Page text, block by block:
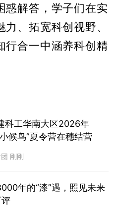
惑解答，学子们在实
、拓宽科创视野、
行合一中涵养科创精
科工华南大区2026年
候鸟”夏令营在穗结营
刚刚
年的“漆”遇，照见未来
评